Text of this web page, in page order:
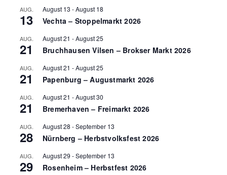
AUG.
13
August 13 -August 18
Vechta – Stoppelmarkt 2026
AUG.
21
August 21 -August 25
Bruchhausen Vilsen – Brokser Markt 2026
AUG.
21
August 21 -August 25
Papenburg – Augustmarkt 2026
AUG.
21
August 21 -August 30
Bremerhaven – Freimarkt 2026
AUG.
28
August 28 -September 13
Nürnberg – Herbstvolksfest 2026
AUG.
29
August 29 -September 13
Rosenheim – Herbstfest 2026